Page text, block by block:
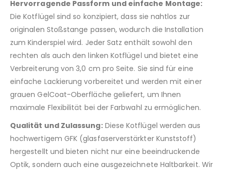
Hervorragende Passform und einfache Montage:
Die Kotflügel sind so konzipiert, dass sie nahtlos zur
originalen Stoßstange passen, wodurch die Installation
zum Kinderspiel wird. Jeder Satz enthält sowohl den
rechten als auch den linken Kotflügel und bietet eine
Verbreiterung von 3,0 cm pro Seite. Sie sind für eine
einfache Lackierung vorbereitet und werden mit einer
grauen GelCoat-Oberfläche geliefert, um Ihnen
maximale Flexibilität bei der Farbwahl zu ermöglichen.
Qualität und Zulassung:Diese Kotflügel werden aus
hochwertigem GFK (glasfaserverstärkter Kunststoff)
hergestellt und bieten nicht nur eine beeindruckende
Optik, sondern auch eine ausgezeichnete Haltbarkeit. Wir